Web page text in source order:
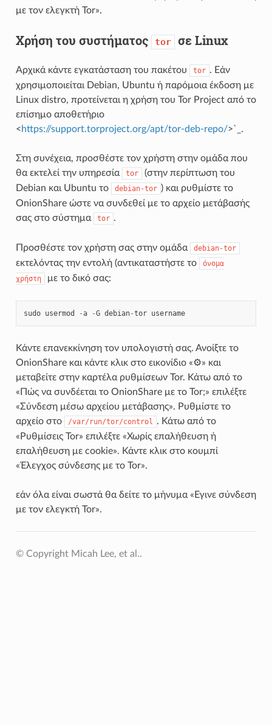
με τον ελεγκτή Tor».
Χρήση του συστήματος tor σε Linux
Αρχικά κάντε εγκατάσταση του πακέτου tor . Εάν
χρησιμοποιείται Debian, Ubuntu ή παρόμοια έκδοση με
Linux distro, προτείνεται η χρήση του Tor Project από το
επίσημο αποθετήριο
<https://support.torproject.org/apt/tor-deb-repo/>`_.
Στη συνέχεια, προσθέστε τον χρήστη στην ομάδα που
θα εκτελεί την υπηρεσία
tor
(στην περίπτωση του
Debian και Ubuntu το
debian-tor ) και ρυθμίστε το
OnionShare ώστε να συνδεθεί με το αρχείο μετάβασής
σας στο σύστημα
tor .
Προσθέστε τον χρήστη σας στην ομάδα debian-tor
εκτελόντας την εντολή (αντικαταστήστε το
όνομα
χρήστη
με το δικό σας:
sudo usermod -a -G debian-tor username
Κάντε επανεκκίνηση τον υπολογιστή σας. Ανοίξτε το
OnionShare και κάντε κλικ στο εικονίδιο «⚙» και
μεταβείτε στην καρτέλα ρυθμίσεων Tor. Κάτω από το
«Πώς να συνδέεται το OnionShare με το Tor;» επιλέξτε
«Σύνδεση μέσω αρχείου μετάβασης». Ρυθμίστε το
αρχείο στο
/var/run/tor/control
. Κάτω από το
«Ρυθμίσεις Tor» επιλέξτε «Χωρίς επαλήθευση ή
επαλήθευση με cookie». Κάντε κλικ στο κουμπί
«Έλεγχος σύνδεσης με το Tor».
εάν όλα είναι σωστά θα δείτε το μήνυμα «Εγινε σύνδεση
με τον ελεγκτή Tor».
© Copyright Micah Lee, et al..